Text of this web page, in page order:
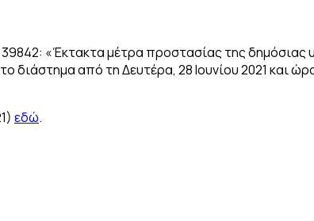
«Έκτακτα μέτρα προστασίας της δημόσιας
διάστημα από τη Δευτέρα, 28 Ιουνίου 2021 και
εδώ.